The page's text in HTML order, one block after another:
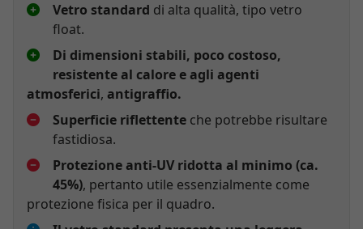
Vetro standard di alta qualità, tipo vetro
float.
Di dimensioni stabili, poco costoso,
resistente al calore e agli agenti
atmosferici, antigraffio.
Superficie riflettente che potrebbe risultare
fastidiosa.
Protezione anti-UV ridotta al minimo (ca.
45%), pertanto utile essenzialmente come
protezione fisica per il quadro.